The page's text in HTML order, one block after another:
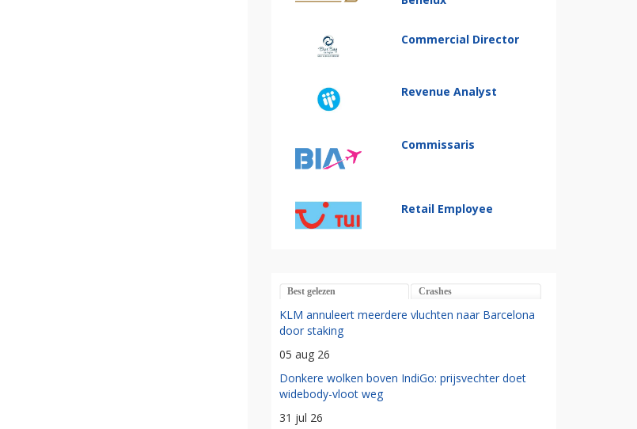
Commercial Director
Revenue Analyst
Commissaris
Retail Employee
Best gelezen Crashes
KLM annuleert meerdere vluchten naar Barcelona
door staking
05 aug 26
Donkere wolken boven IndiGo: prijsvechter doet
widebody-vloot weg
31 jul 26